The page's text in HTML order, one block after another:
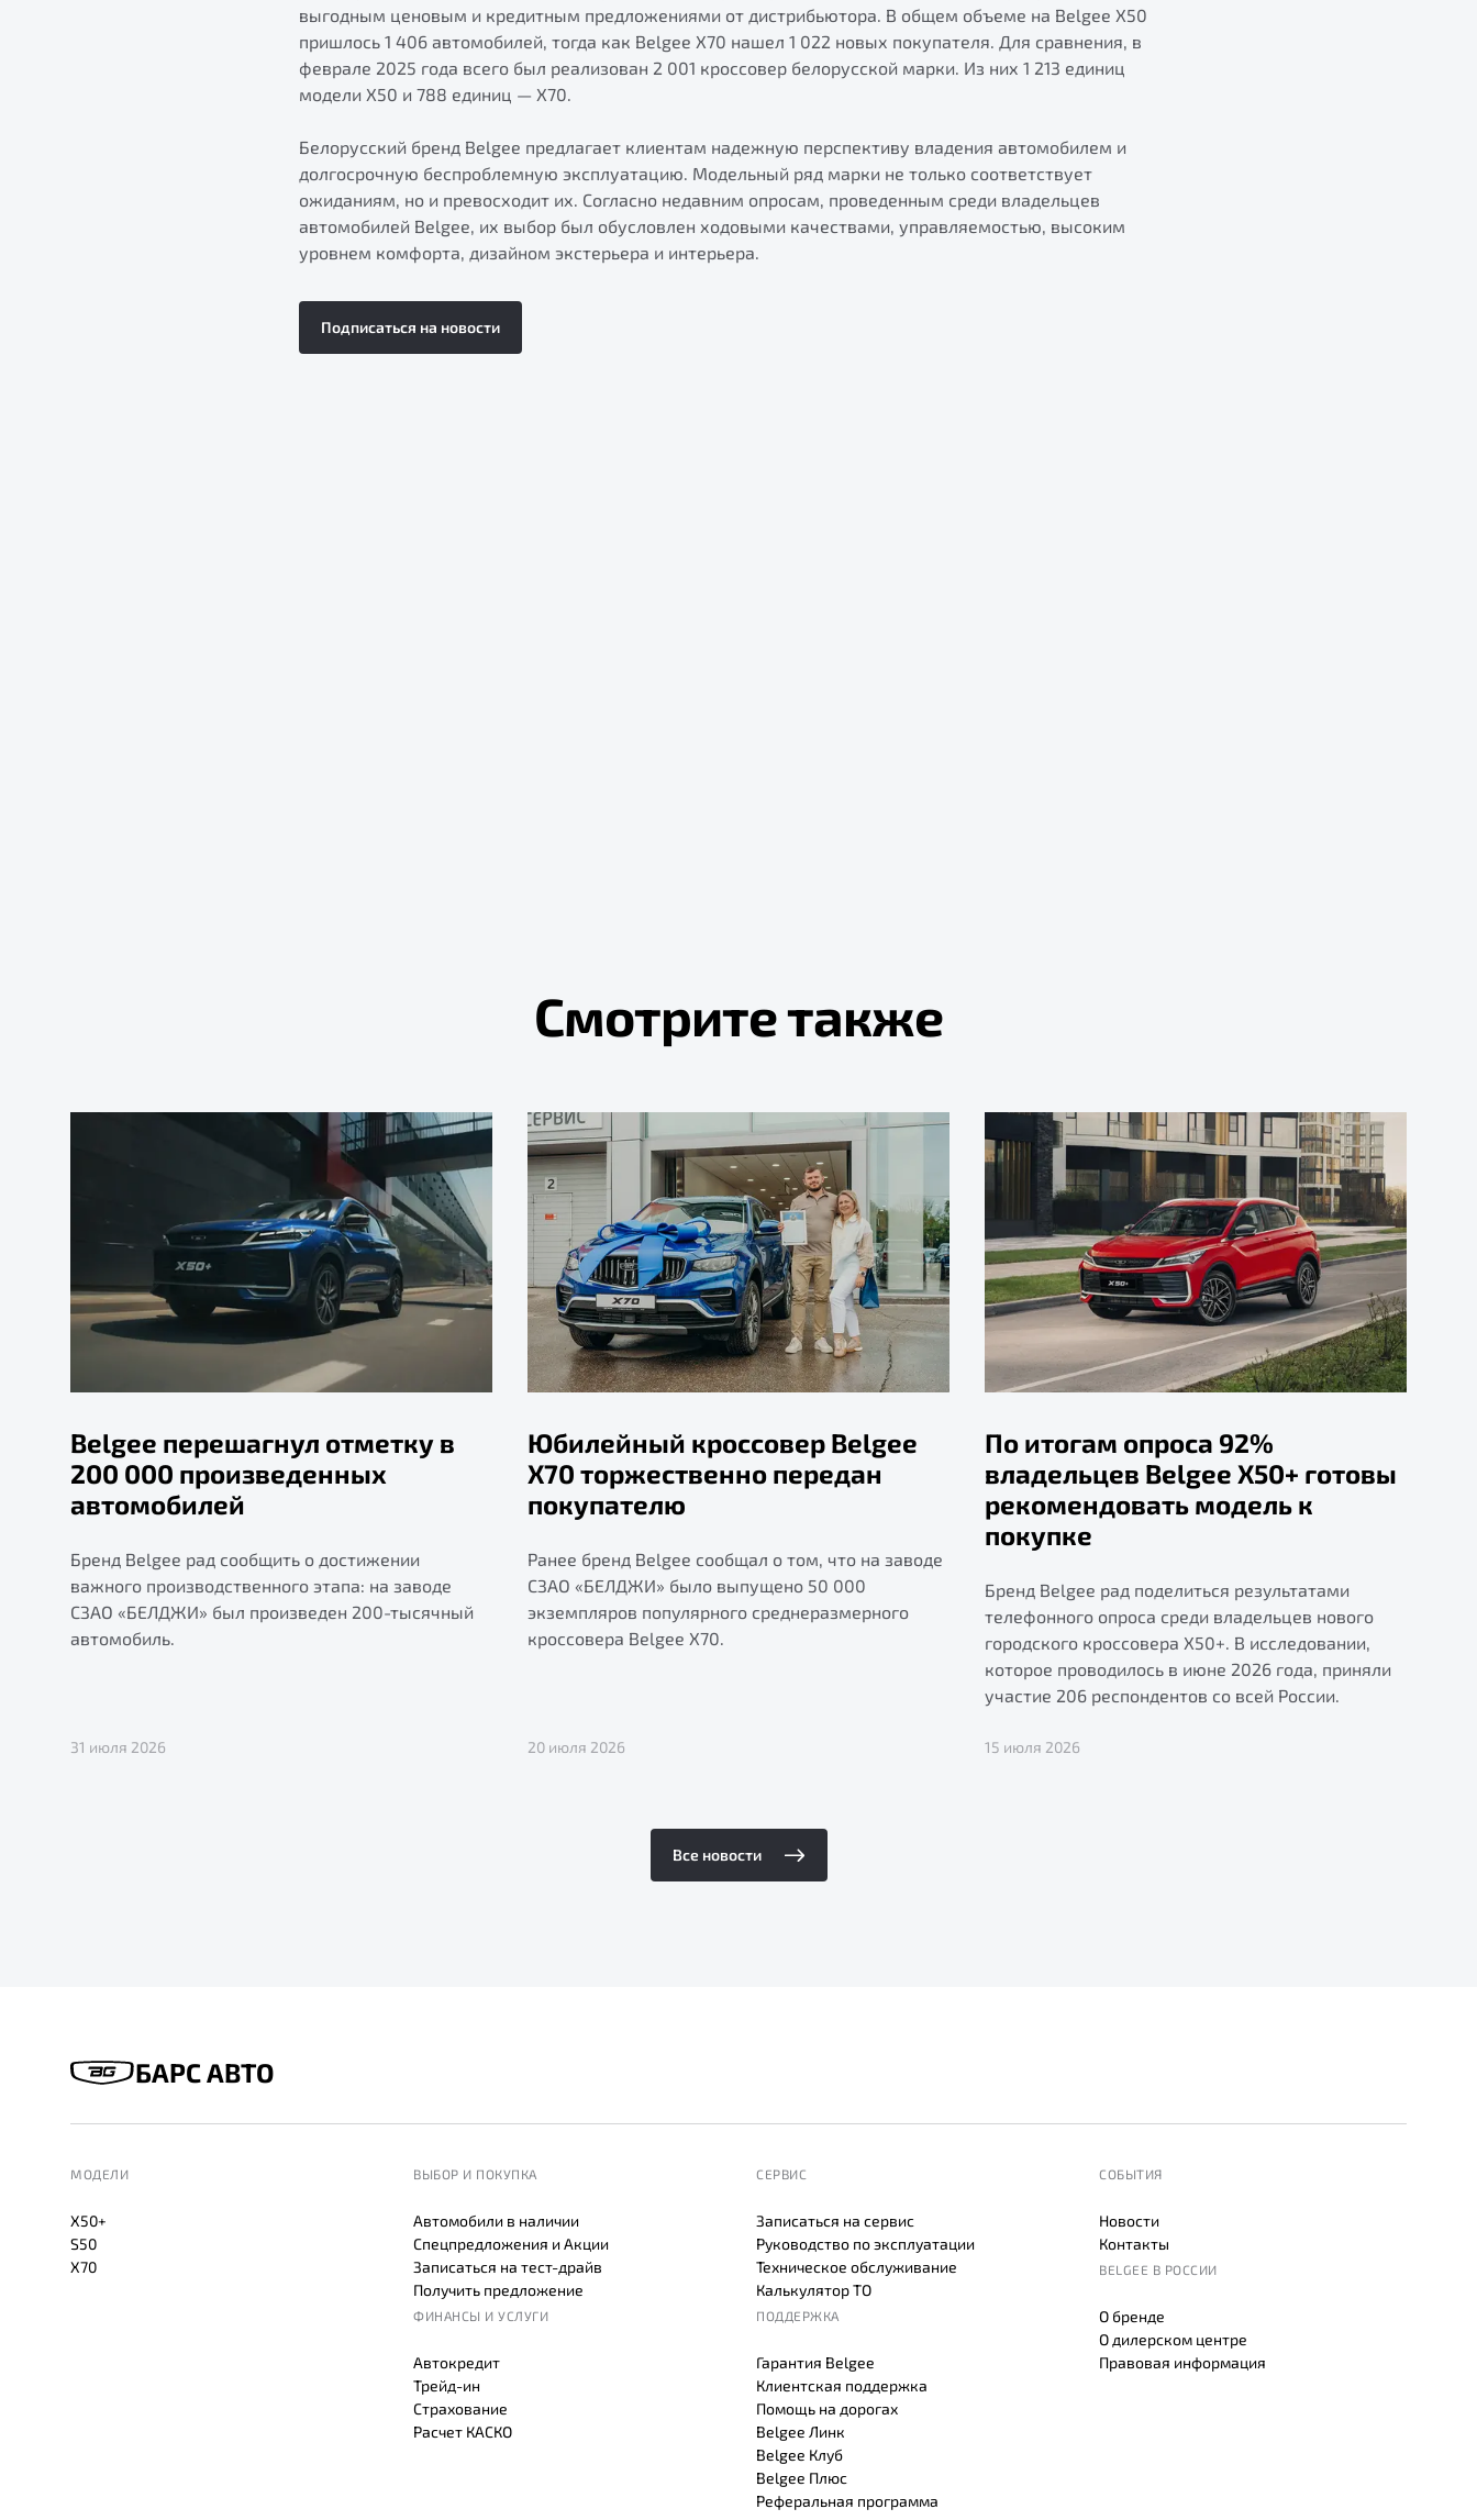
выгодным ценовым и кредитным предложениями от дистрибьютора. В общем объеме на Belgee X50
пришлось 1 406 автомобилей, тогда как Belgee X70 нашел 1 022 новых покупателя. Для сравнения, в
феврале 2025 года всего был реализован 2 001 кроссовер белорусской марки. Из них 1 213 единиц
модели X50 и 788 единиц — X70.
Белорусский бренд Belgee предлагает клиентам надежную перспективу владения автомобилем и
долгосрочную беспроблемную эксплуатацию. Модельный ряд марки не только соответствует
ожиданиям, но и превосходит их. Согласно недавним опросам, проведенным среди владельцев
автомобилей Belgee, их выбор был обусловлен ходовыми качествами, управляемостью, высоким
уровнем комфорта, дизайном экстерьера и интерьера.
Подписаться на новости
Смотрите также
Belgee перешагнул отметку в
200 000 произведенных
автомобилей
Бренд Belgee рад сообщить о достижении
важного производственного этапа: на заводе
СЗАО «БЕЛДЖИ» был произведен 200-тысячный
автомобиль.
31 июля 2026
Юбилейный кроссовер Belgee
X70 торжественно передан
покупателю
Ранее бренд Belgee сообщал о том, что на заводе
СЗАО «БЕЛДЖИ» было выпущено 50 000
экземпляров популярного среднеразмерного
кроссовера Belgee X70.
20 июля 2026
По итогам опроса 92%
владельцев Belgee X50+ готовы
рекомендовать модель к
покупке
Бренд Belgee рад поделиться результатами
телефонного опроса среди владельцев нового
городского кроссовера X50+. В исследовании,
которое проводилось в июне 2026 года, приняли
участие 206 респондентов со всей России.
15 июля 2026
Все новости
БАРС АВТО
МОДЕЛИ
X50+
S50
X70
ВЫБОР И ПОКУПКА
Автомобили в наличии
Спецпредложения и Акции
Записаться на тест-драйв
Получить предложение
ФИНАНСЫ И УСЛУГИ
Автокредит
Трейд-ин
Страхование
Расчет КАСКО
СЕРВИС
Записаться на сервис
Руководство по эксплуатации
Техническое обслуживание
Калькулятор ТО
ПОДДЕРЖКА
Гарантия Belgee
Клиентская поддержка
Помощь на дорогах
Belgee Линк
Belgee Клуб
Belgee Плюс
Реферальная программа
СОБЫТИЯ
Новости
Контакты
BELGEE В РОССИИ
О бренде
О дилерском центре
Правовая информация